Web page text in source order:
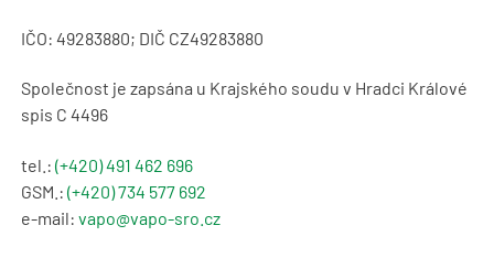
IČO: 49283880; DIČ CZ49283880
Společnost je zapsána u Krajského soudu v Hradci Králové
spis C 4496
tel.: (+420) 491 462 696
GSM.: (+420) 734 577 692
e-mail: vapo@vapo-sro.cz